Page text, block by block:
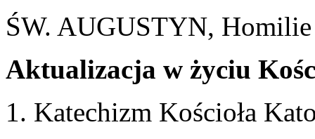
ŚW. AUGUSTYN,
Aktualizacja w życiu
1. Katechizm Kościoła